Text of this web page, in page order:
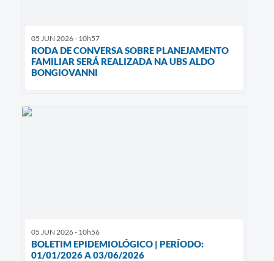
05 JUN 2026 - 10h57
RODA DE CONVERSA SOBRE PLANEJAMENTO
FAMILIAR SERÁ REALIZADA NA UBS ALDO
BONGIOVANNI
05 JUN 2026 - 10h56
BOLETIM EPIDEMIOLÓGICO | PERÍODO:
01/01/2026 A 03/06/2026